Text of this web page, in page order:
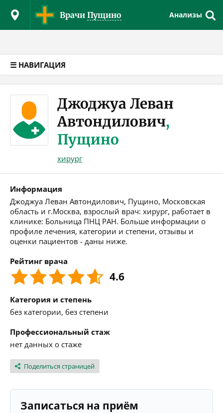
Врачи Пущино Анализы
☰ НАВИГАЦИЯ
Джоджуа Леван
Автондилович,
Пущино
хирург
Информация
Джоджуа Леван Автондилович, Пущино, Московская
область и г.Москва, взрослый врач: хирург, работает в
клинике: Больница ПНЦ РАН. Больше информации о
профиле лечения, категории и степени, отзывы и
оценки пациентов - даны ниже.
Рейтинг врача
4.6
Категория и степень
без категории, без степени
Профессиональный стаж
нет данных о стаже
Поделиться страницей
Записаться на приём